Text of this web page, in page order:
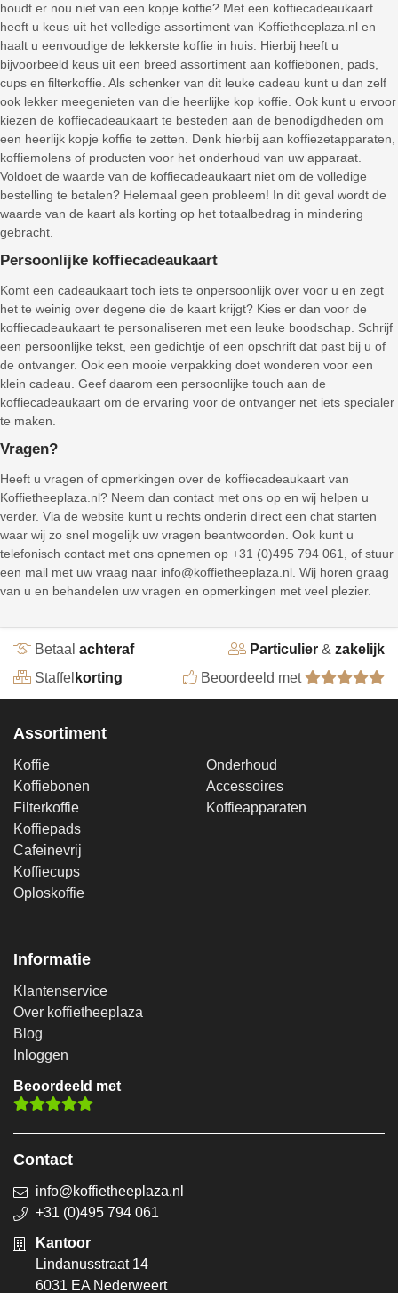
houdt er nou niet van een kopje koffie? Met een koffiecadeaukaart
heeft u keus uit het volledige assortiment van Koffietheeplaza.nl en
haalt u eenvoudige de lekkerste koffie in huis. Hierbij heeft u
bijvoorbeeld keus uit een breed assortiment aan koffiebonen, pads,
cups en filterkoffie. Als schenker van dit leuke cadeau kunt u dan zelf
ook lekker meegenieten van die heerlijke kop koffie. Ook kunt u ervoor
kiezen de koffiecadeaukaart te besteden aan de benodigdheden om
een heerlijk kopje koffie te zetten. Denk hierbij aan koffiezetapparaten,
koffiemolens of producten voor het onderhoud van uw apparaat.
Voldoet de waarde van de koffiecadeaukaart niet om de volledige
bestelling te betalen? Helemaal geen probleem! In dit geval wordt de
waarde van de kaart als korting op het totaalbedrag in mindering
gebracht.
Persoonlijke koffiecadeaukaart
Komt een cadeaukaart toch iets te onpersoonlijk over voor u en zegt
het te weinig over degene die de kaart krijgt? Kies er dan voor de
koffiecadeaukaart te personaliseren met een leuke boodschap. Schrijf
een persoonlijke tekst, een gedichtje of een opschrift dat past bij u of
de ontvanger. Ook een mooie verpakking doet wonderen voor een
klein cadeau. Geef daarom een persoonlijke touch aan de
koffiecadeaukaart om de ervaring voor de ontvanger net iets specialer
te maken.
Vragen?
Heeft u vragen of opmerkingen over de koffiecadeaukaart van
Koffietheeplaza.nl? Neem dan contact met ons op en wij helpen u
verder. Via de website kunt u rechts onderin direct een chat starten
waar wij zo snel mogelijk uw vragen beantwoorden. Ook kunt u
telefonisch contact met ons opnemen op +31 (0)495 794 061, of stuur
een mail met uw vraag naar info@koffietheeplaza.nl. Wij horen graag
van u en behandelen uw vragen en opmerkingen met veel plezier.
Betaal achteraf Particulier & zakelijk
Staffel korting Beoordeeld met
Assortiment
Koffie
Koffiebonen
Filterkoffie
Koffiepads
Cafeinevrij
Koffiecups
Oploskoffie
Onderhoud
Accessoires
Koffieapparaten
Informatie
Klantenservice
Over koffietheeplaza
Blog
Inloggen
Beoordeeld met
Contact
info@koffietheeplaza.nl
+31 (0)495 794 061
Kantoor
Lindanusstraat 14
6031 EA Nederweert